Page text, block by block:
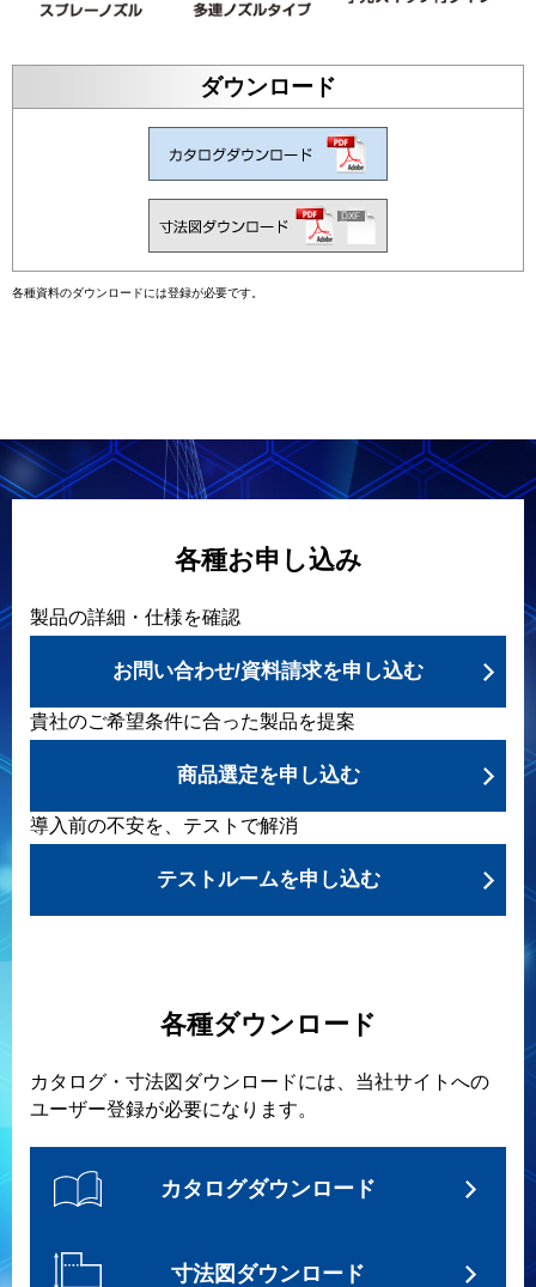
ダウンロード
各種資料のダウンロードには登録が必要です。
各種お申し込み
製品の詳細・仕様を確認
お問い合わせ/資料請求を申し込む
貴社のご希望条件に合った製品を提案
商品選定を申し込む
導入前の不安を、テストで解消
テストルームを申し込む
各種ダウンロード
カタログ・寸法図ダウンロードには、当社サイトへの
ユーザー登録が必要になります。
カタログダウンロード
寸法図ダウンロード